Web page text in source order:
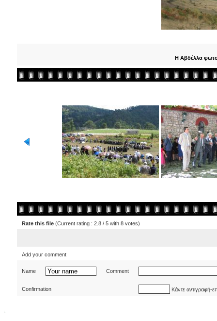
H Aβδέλλα
Rate this file (Current rating : 2.8 / 5 with 8 votes)
Add your comment
Name Comment
Confirmation Κάντε αντιγραφή-